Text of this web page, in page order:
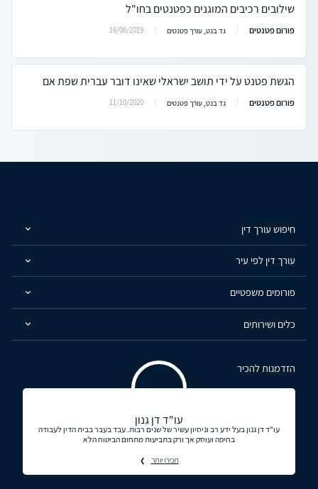
שילובים רכיבים המוגנים כפטנטים בחו"ל
פורום פטנטים גד בנט, עורך פטנטים 16/06/2019
הגשת פטנט על ידי תושב ישראלי שאינו דובר עברית שפת אם
פורום פטנטים גד בנט, עורך פטנטים 11/10/2020
חיפוש עורך דין
עורך דין לפי עיר
פורומים משפטיים
כלים ושירותים
הזדמנות להכיר
עו"ד דן גנון
עו"ד דן גנון בעל ידע רב וניסיון עשיר של שנים רבות. עבד בעבר בבית הדין לעבודה
בחיפה ועוסק אך ורק בתביעות מתחום הביטוח הלא
תכירו יותר